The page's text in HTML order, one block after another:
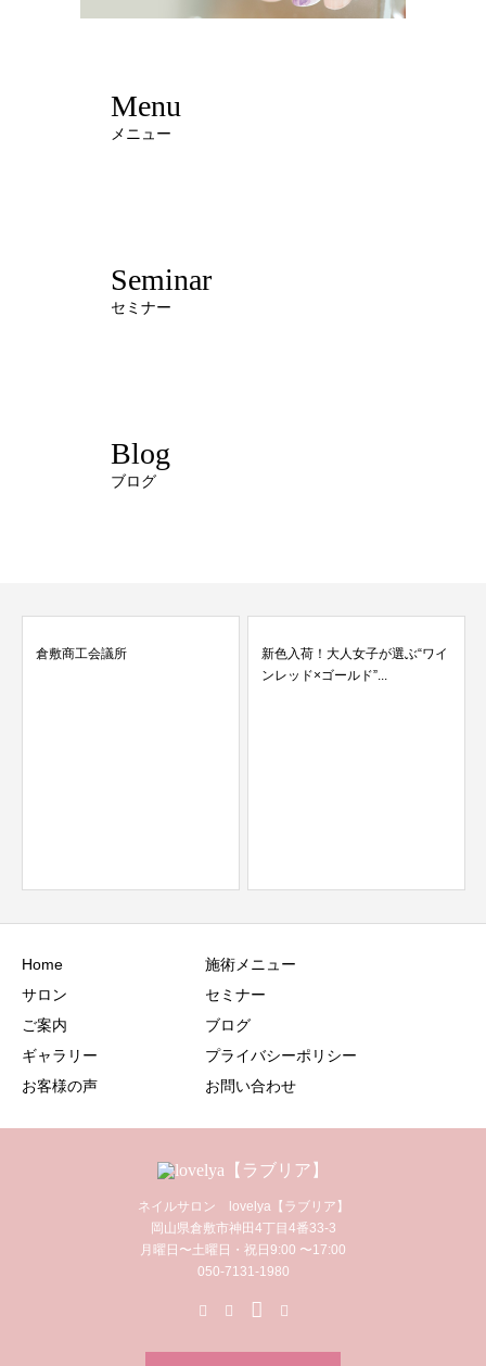
Menu
メニュー
Seminar
セミナー
Blog
ブログ
倉敷商工会議所
新色入荷！大人女子が選ぶ“ワイ
ンレッド×ゴールド”...
Home
サロン
ご案内
ギャラリー
お客様の声
施術メニュー
セミナー
ブログ
プライバシーポリシー
お問い合わせ
ネイルサロン lovelya【ラブリア】
岡山県倉敷市神田4丁目4番33-3
月曜日〜土曜日・祝日9:00 〜17:00
050-7131-1980